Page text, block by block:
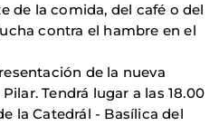
de la comida, del café o del
contra el hambre en el
de la nueva
Tendrá lugar a las 18.00
la Catedrál - Basílica del